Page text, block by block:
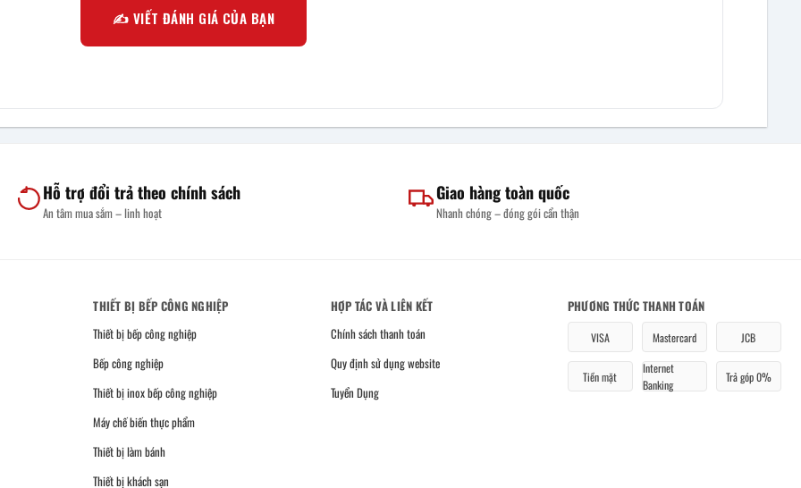
✍️ VIẾT ĐÁNH GIÁ CỦA BẠN
Hỗ trợ đổi trả theo chính sách
An tâm mua sắm – linh hoạt
Giao hàng toàn quốc
Nhanh chóng – đóng gói cẩn thận
THIẾT BỊ BẾP CÔNG NGHIỆP
Thiết bị bếp công nghiệp
Bếp công nghiệp
Thiết bị inox bếp công nghiệp
Máy chế biến thực phẩm
Thiết bị làm bánh
Thiết bị khách sạn
HỢP TÁC VÀ LIÊN KẾT
Chính sách thanh toán
Quy định sử dụng website
Tuyển Dụng
PHƯƠNG THỨC THANH TOÁN
VISA Mastercard JCB
Tiền mặt
Internet
Banking
Trả góp 0%